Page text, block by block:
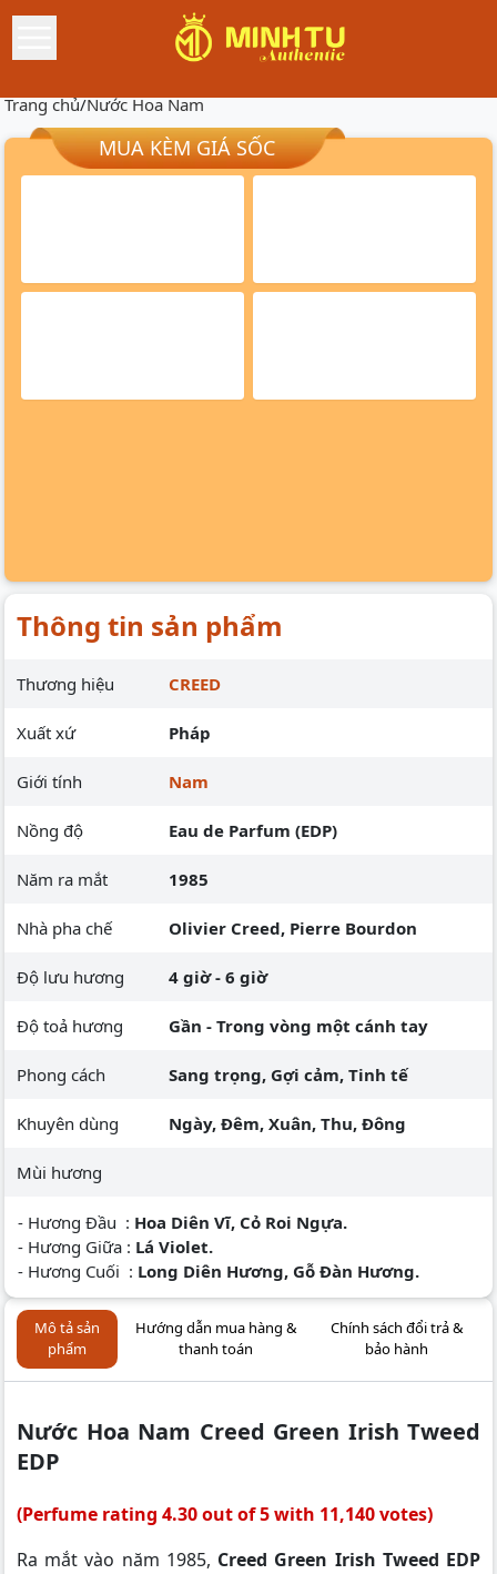
Trang chủ/Nước Hoa Nam
MUA KÈM GIÁ SỐC
Mô tả sản
phẩm
Hướng dẫn mua hàng &
thanh toán
Chính sách đổi trả &
bảo hành
Nước Hoa Nam Creed Green Irish Tweed
EDP
(Perfume rating 4.30 out of 5 with 11,140 votes)
Ra mắt vào năm 1985, Creed Green Irish Tweed EDP
Thông tin sản phẩm
Thương hiệu CREED
Xuất xứ Pháp
Giới tính Nam
Nồng độ Eau de Parfum (EDP)
Năm ra mắt 1985
Nhà pha chế Olivier Creed, Pierre Bourdon
Độ lưu hương 4 giờ - 6 giờ
Độ toả hương Gần - Trong vòng một cánh tay
Phong cách Sang trọng, Gợi cảm, Tinh tế
Khuyên dùng Ngày, Đêm, Xuân, Thu, Đông
Mùi hương
- Hương Đầu : Hoa Diên Vĩ, Cỏ Roi Ngựa.
- Hương Giữa : Lá Violet.
- Hương Cuối : Long Diên Hương, Gỗ Đàn Hương.